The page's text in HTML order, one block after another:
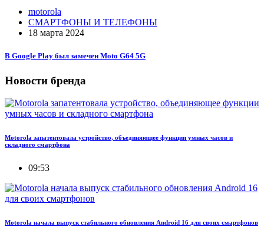
motorola
СМАРТФОНЫ И ТЕЛЕФОНЫ
18 марта 2024
В Google Play был замечен Moto G64 5G
Новости бренда
Motorola запатентовала устройство, объединяющее функции умных часов и
складного смартфона
09:53
Motorola начала выпуск стабильного обновления Android 16 для своих смартфонов